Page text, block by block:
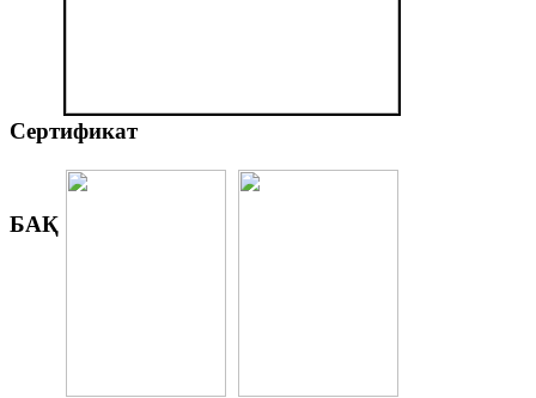
Сертификат
БАҚ